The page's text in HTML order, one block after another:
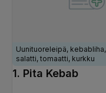
Uunituoreleipä,
salatti, tomaatti, kurkku
1. Pita Kebab